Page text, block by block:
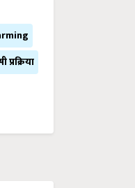
प्रक्रिया